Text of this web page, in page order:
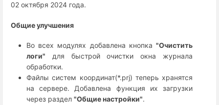
02 октября 2024 года.
Общие улучшения
Во всех модулях добавлена кнопка "Очистить
логи" для быстрой очистки окна журнала
обработки.
Файлы систем координат(*.prj) теперь хранятся
на сервере. Добавлена функция их загрузки
через раздел "Общие настройки".